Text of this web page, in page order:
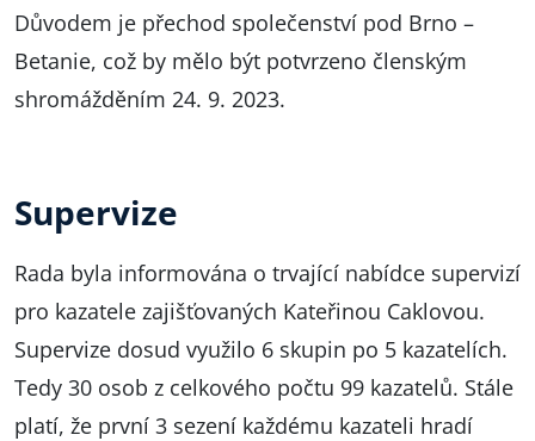
Důvodem je přechod společenství pod Brno –
Betanie, což by mělo být potvrzeno členským
shromážděním 24. 9. 2023.
Supervize
Rada byla informována o trvající nabídce supervizí
pro kazatele zajišťovaných Kateřinou Caklovou.
Supervize dosud využilo 6 skupin po 5 kazatelích.
Tedy 30 osob z celkového počtu 99 kazatelů. Stále
platí, že první 3 sezení každému kazateli hradí